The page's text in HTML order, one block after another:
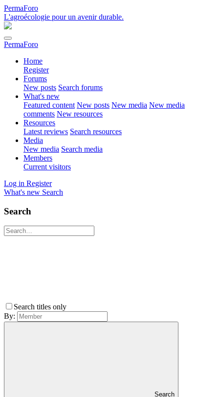
PermaForo
L'agroécologie pour un avenir durable.
PermaForo
Home
Register
Forums
New posts Search forums
What's new
Featured content New posts New media New media
comments New resources
Resources
Latest reviews Search resources
Media
New media Search media
Members
Current visitors
Log in Register
What's new Search
Search
Search titles only
By:
Search